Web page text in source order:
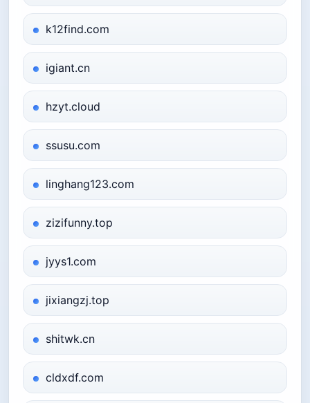
k12find.com
igiant.cn
hzyt.cloud
ssusu.com
linghang123.com
zizifunny.top
jyys1.com
jixiangzj.top
shitwk.cn
cldxdf.com